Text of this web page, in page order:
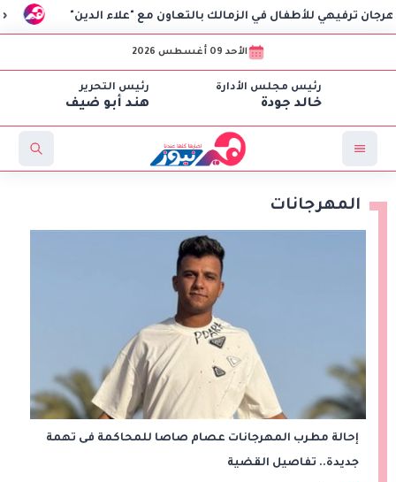
«تطوير التعليم في الزمالك بالتعاون مع "علاء الدين"
الأحد 09 أغسطس 2026
رئيس مجلس الأدارة
خالد جودة
رئيس التحرير
هند أبو ضيف
المهرجانات
إحالة مطرب المهرجانات عصام صاصا للمحاكمة فى تهمة
جديدة.. تفاصيل القضية